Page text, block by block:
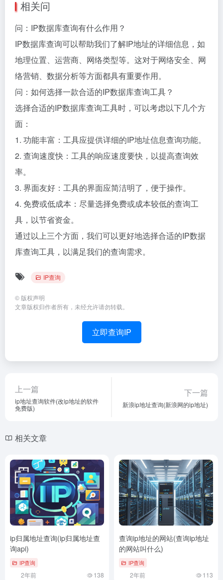
相关问
问：IP数据库查询有什么作用？
IP数据库查询可以帮助我们了解IP地址的详细信息，如
地理位置、运营商、网络类型等。这对于网络安全、网
络营销、数据分析等方面都具有重要作用。
问：如何选择一款合适的IP数据库查询工具？
选择合适的IP数据库查询工具时，可以考虑以下几个方
面：
1. 功能丰富：工具应提供详细的IP地址信息查询功能。
2. 查询速度快：工具的响应速度要快，以提高查询效
率。
3. 界面友好：工具的界面应简洁明了，便于操作。
4. 免费或低成本：尽量选择免费或成本较低的查询工
具，以节省资金。
通过以上三个方面，我们可以更好地选择合适的IP数据
库查询工具，以满足我们的查询需求。
IP查询
© 版权声明
文章版权归作者所有，未经允许请勿转载。
立即查询IP
上一篇
ip地址查询软件(改ip地址的软件
免费版)
下一篇
新浪ip地址查询(新浪网的ip地址)
相关文章
ip归属地址查询(ip归属地址查
询api)
IP查询
2年前 138
查询ip地址的网站(查询ip地址
的网站叫什么)
IP查询
2年前 113